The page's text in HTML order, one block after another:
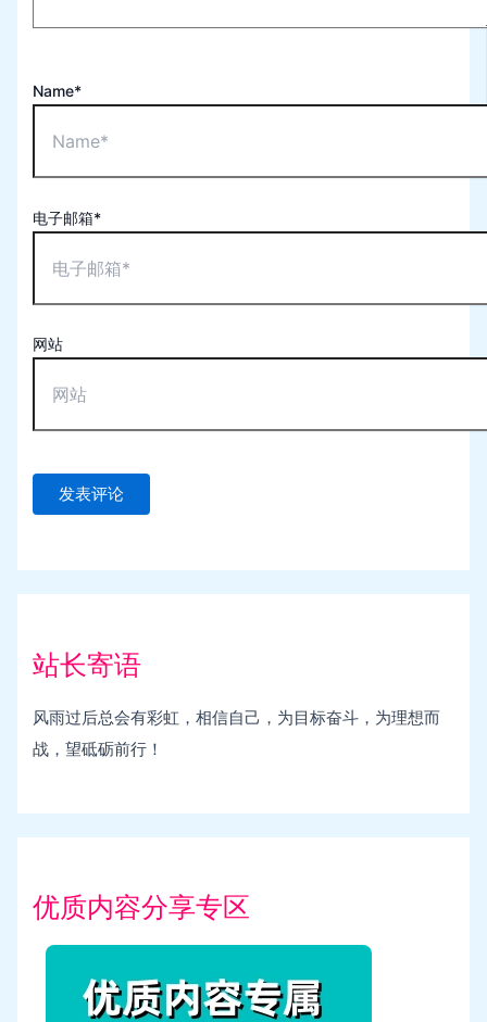
Name*
电子邮箱*
网站
站长寄语
风雨过后总会有彩虹，相信自己，为目标奋斗，为理想而
战，望砥砺前行！
优质内容分享专区